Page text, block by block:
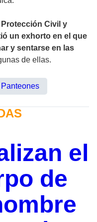
Civil y
un exhorto en el que
y sentarse en las
de ellas.
Panteones
el
de